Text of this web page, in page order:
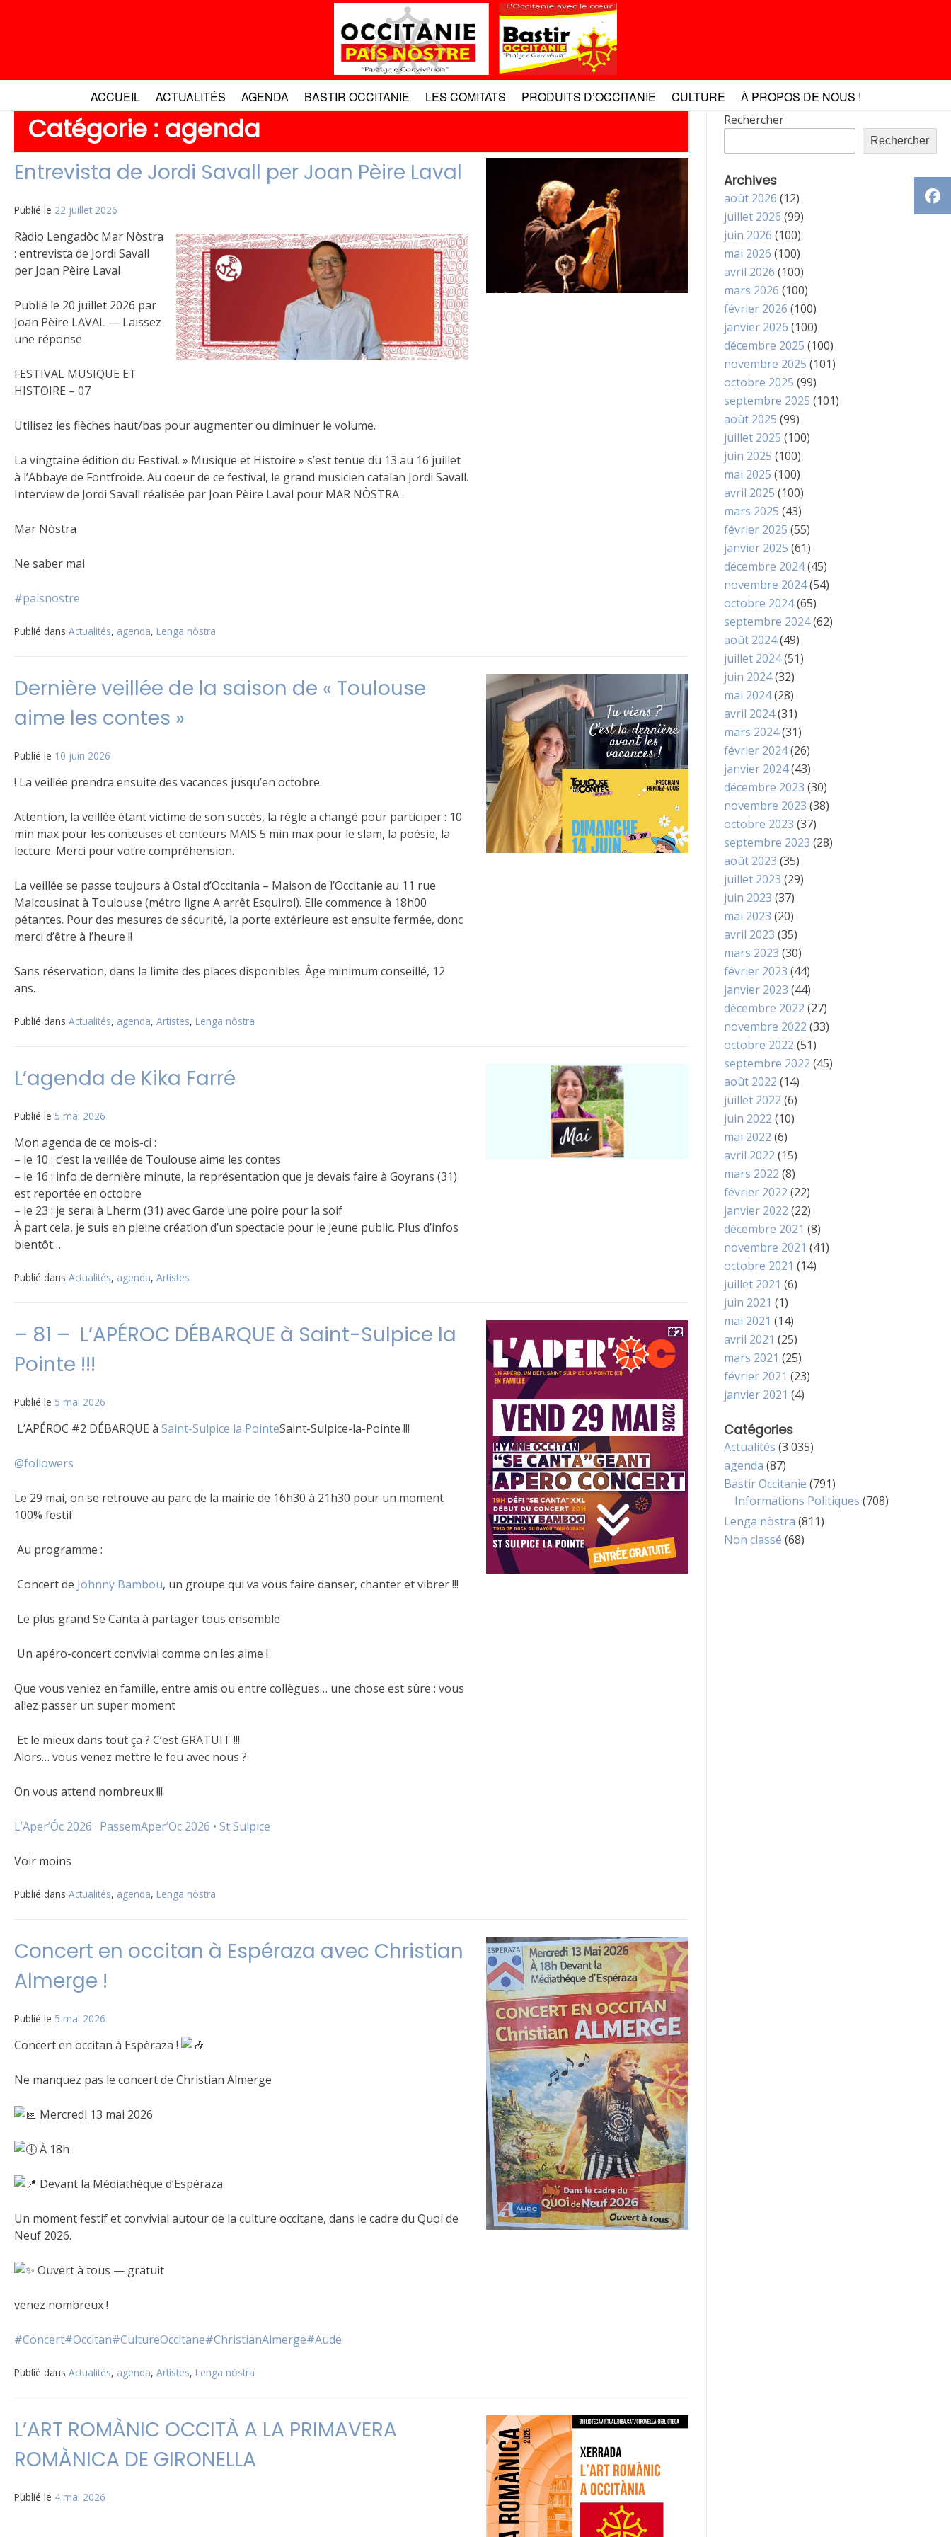
ACCUEIL ACTUALITÉS AGENDA BASTIR OCCITANIE LES COMITATS PRODUITS D’OCCITANIE CULTURE À PROPOS DE NOUS !
Catégorie : agenda
Entrevista de Jordi Savall per Joan Pèire Laval
Publié le 22 juillet 2026
Ràdio Lengadòc Mar Nòstra
: entrevista de Jordi Savall
per Joan Pèire Laval
Publié le 20 juillet 2026 par
Joan Pèire LAVAL — Laissez
une réponse
FESTIVAL MUSIQUE ET
HISTOIRE – 07
Utilisez les flèches haut/bas pour augmenter ou diminuer le volume.
La vingtaine édition du Festival. » Musique et Histoire » s’est tenue du 13 au 16 juillet
à l’Abbaye de Fontfroide. Au coeur de ce festival, le grand musicien catalan Jordi Savall.
Interview de Jordi Savall réalisée par Joan Pèire Laval pour MAR NÒSTRA .
Mar Nòstra
Ne saber mai
#paisnostre
Publié dans Actualités, agenda, Lenga nòstra
Dernière veillée de la saison de « Toulouse
aime les contes »
Publié le 10 juin 2026
! La veillée prendra ensuite des vacances jusqu’en octobre.
Attention, la veillée étant victime de son succès, la règle a changé pour participer : 10
min max pour les conteuses et conteurs MAIS 5 min max pour le slam, la poésie, la
lecture. Merci pour votre compréhension.
La veillée se passe toujours à Ostal d’Occitania – Maison de l’Occitanie au 11 rue
Malcousinat à Toulouse (métro ligne A arrêt Esquirol). Elle commence à 18h00
pétantes. Pour des mesures de sécurité, la porte extérieure est ensuite fermée, donc
merci d’être à l’heure !!
Sans réservation, dans la limite des places disponibles. Âge minimum conseillé, 12
ans.
Publié dans Actualités, agenda, Artistes, Lenga nòstra
L’agenda de Kika Farré
Publié le 5 mai 2026
Mon agenda de ce mois-ci :
– le 10 : c’est la veillée de Toulouse aime les contes
– le 16 : info de dernière minute, la représentation que je devais faire à Goyrans (31)
est reportée en octobre
– le 23 : je serai à Lherm (31) avec Garde une poire pour la soif
À part cela, je suis en pleine création d’un spectacle pour le jeune public. Plus d’infos
bientôt…
Publié dans Actualités, agenda, Artistes
– 81 – L’APÉROC DÉBARQUE à Saint-Sulpice la
Pointe !!!
Publié le 5 mai 2026
L’APÉROC #2 DÉBARQUE à Saint-Sulpice la PointeSaint-Sulpice-la-Pointe !!!
@followers
Le 29 mai, on se retrouve au parc de la mairie de 16h30 à 21h30 pour un moment
100% festif
Au programme :
Concert de Johnny Bambou, un groupe qui va vous faire danser, chanter et vibrer !!!
Le plus grand Se Canta à partager tous ensemble
Un apéro-concert convivial comme on les aime !
Que vous veniez en famille, entre amis ou entre collègues… une chose est sûre : vous
allez passer un super moment
Et le mieux dans tout ça ? C’est GRATUIT !!!
Alors… vous venez mettre le feu avec nous ?
On vous attend nombreux !!!
L’Aper’Óc 2026 · PassemAper’Oc 2026 • St Sulpice
Voir moins
Publié dans Actualités, agenda, Lenga nòstra
Concert en occitan à Espéraza avec Christian
Almerge !
Publié le 5 mai 2026
Concert en occitan à Espéraza !
Ne manquez pas le concert de Christian Almerge
Mercredi 13 mai 2026
À 18h
Devant la Médiathèque d’Espéraza
Un moment festif et convivial autour de la culture occitane, dans le cadre du Quoi de
Neuf 2026.
Ouvert à tous — gratuit
venez nombreux !
#Concert#Occitan#CultureOccitane#ChristianAlmerge#Aude
Publié dans Actualités, agenda, Artistes, Lenga nòstra
L’ART ROMÀNIC OCCITÀ A LA PRIMAVERA
ROMÀNICA DE GIRONELLA
Publié le 4 mai 2026
Rechercher
Rechercher
Archives
août 2026 (12)
juillet 2026 (99)
juin 2026 (100)
mai 2026 (100)
avril 2026 (100)
mars 2026 (100)
février 2026 (100)
janvier 2026 (100)
décembre 2025 (100)
novembre 2025 (101)
octobre 2025 (99)
septembre 2025 (101)
août 2025 (99)
juillet 2025 (100)
juin 2025 (100)
mai 2025 (100)
avril 2025 (100)
mars 2025 (43)
février 2025 (55)
janvier 2025 (61)
décembre 2024(45)
novembre 2024(54)
octobre 2024(65)
septembre 2024(62)
août 2024(49)
juillet 2024(51)
juin 2024(32)
mai 2024(28)
avril 2024(31)
mars 2024(31)
février 2024(26)
janvier 2024(43)
décembre 2023 (30)
novembre 2023 (38)
octobre 2023 (37)
septembre 2023 (28)
août 2023 (35)
juillet 2023 (29)
juin 2023 (37)
mai 2023 (20)
avril 2023 (35)
mars 2023 (30)
février 2023 (44)
janvier 2023 (44)
décembre 2022 (27)
novembre 2022 (33)
octobre 2022 (51)
septembre 2022 (45)
août 2022 (14)
juillet 2022 (6)
juin 2022 (10)
mai 2022 (6)
avril 2022 (15)
mars 2022 (8)
février 2022 (22)
janvier 2022 (22)
décembre 2021 (8)
novembre 2021 (41)
octobre 2021 (14)
juillet 2021 (6)
juin 2021 (1)
mai 2021 (14)
avril 2021 (25)
mars 2021 (25)
février 2021 (23)
janvier 2021 (4)
Catégories
Actualités (3 035)
agenda (87)
Bastir Occitanie (791)
Informations Politiques (708)
Lenga nòstra (811)
Non classé (68)